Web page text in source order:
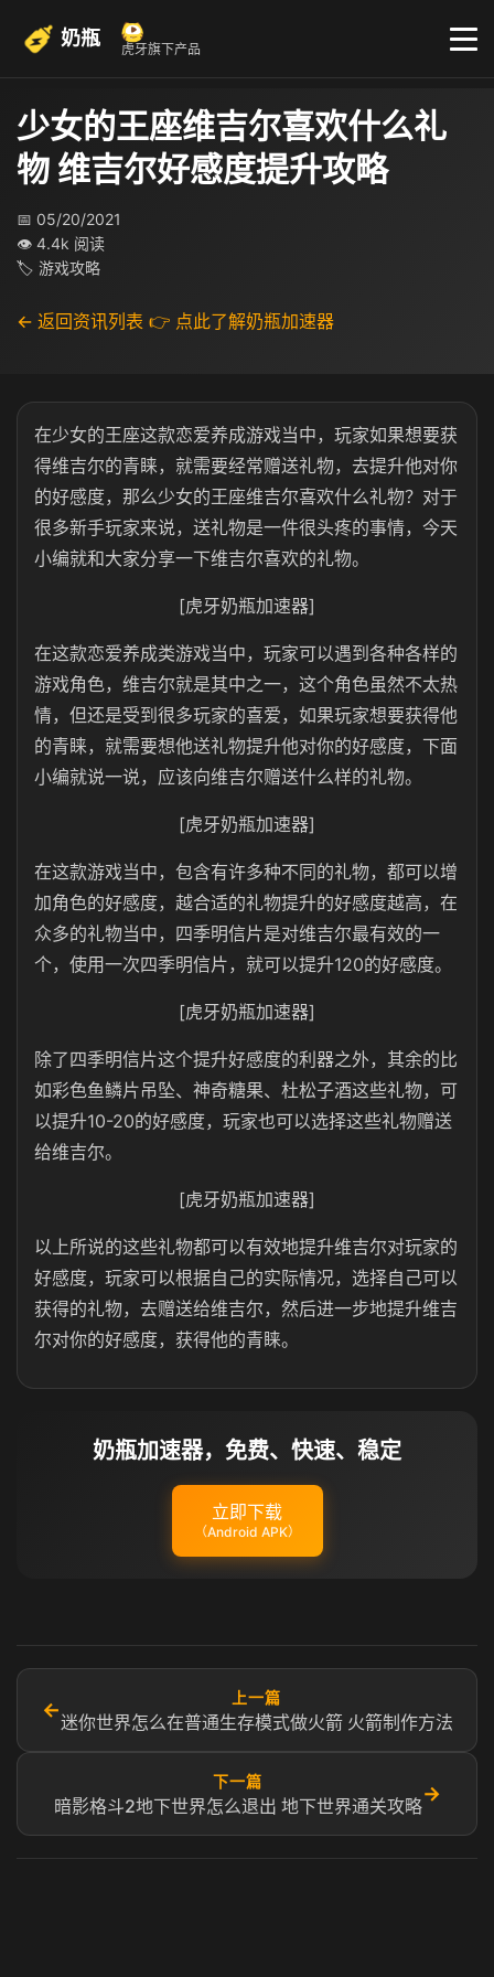
奶瓶 虎牙旗下产品
少女的王座维吉尔喜欢什么礼
物 维吉尔好感度提升攻略
📅 05/20/2021
👁 4.4k 阅读
🏷 游戏攻略
← 返回资讯列表 👉 点此了解奶瓶加速器
在少女的王座这款恋爱养成游戏当中，玩家如果想要获
得维吉尔的青睐，就需要经常赠送礼物，去提升他对你
的好感度，那么少女的王座维吉尔喜欢什么礼物？对于
很多新手玩家来说，送礼物是一件很头疼的事情，今天
小编就和大家分享一下维吉尔喜欢的礼物。
[虎牙奶瓶加速器]
在这款恋爱养成类游戏当中，玩家可以遇到各种各样的
游戏角色，维吉尔就是其中之一，这个角色虽然不太热
情，但还是受到很多玩家的喜爱，如果玩家想要获得他
的青睐，就需要想他送礼物提升他对你的好感度，下面
小编就说一说，应该向维吉尔赠送什么样的礼物。
[虎牙奶瓶加速器]
在这款游戏当中，包含有许多种不同的礼物，都可以增
加角色的好感度，越合适的礼物提升的好感度越高，在
众多的礼物当中，四季明信片是对维吉尔最有效的一
个，使用一次四季明信片，就可以提升120的好感度。
[虎牙奶瓶加速器]
除了四季明信片这个提升好感度的利器之外，其余的比
如彩色鱼鳞片吊坠、神奇糖果、杜松子酒这些礼物，可
以提升10-20的好感度，玩家也可以选择这些礼物赠送
给维吉尔。
[虎牙奶瓶加速器]
以上所说的这些礼物都可以有效地提升维吉尔对玩家的
好感度，玩家可以根据自己的实际情况，选择自己可以
获得的礼物，去赠送给维吉尔，然后进一步地提升维吉
尔对你的好感度，获得他的青睐。
奶瓶加速器，免费、快速、稳定
立即下载
（Android APK）
←
上一篇
迷你世界怎么在普通生存模式做火箭 火箭制作方法
下一篇
暗影格斗2地下世界怎么退出 地下世界通关攻略
→